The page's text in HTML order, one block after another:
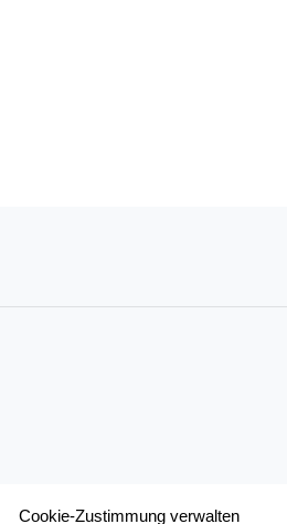
Cookie-Zustimmung verwalten